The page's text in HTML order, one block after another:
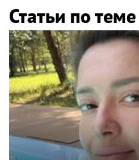
Статьи по теме